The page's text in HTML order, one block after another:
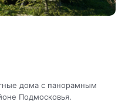
дома с панорамным
Подмосковья.